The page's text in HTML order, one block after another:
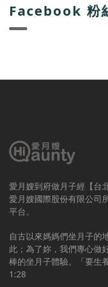
Facebook 粉
愛月嫂到府做月子經【台
愛月嫂國際股份有限公司
平台。
自古以來媽媽們坐月子的
此；為了妳，我們專心做
棒的坐月子體驗。「要生
1:28